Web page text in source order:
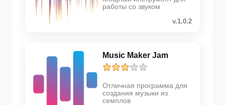
работы со звуком
v.1.0.2
Music Maker Jam
Отличная программа для
создания музыки из
семплов